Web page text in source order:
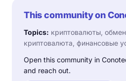
This community on
Topics: криптовалюты,
криптовалюта, финансовые
Open this community in
and reach out.